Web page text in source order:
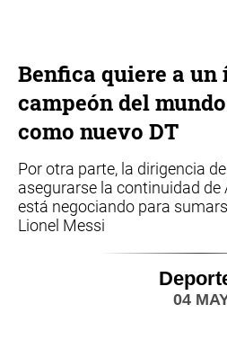
Benfica quiere a un
campeón del
como nuevo DT
Por otra parte, la dirigencia
asegurarse la continuidad de
está negociando para
Lionel Messi
04